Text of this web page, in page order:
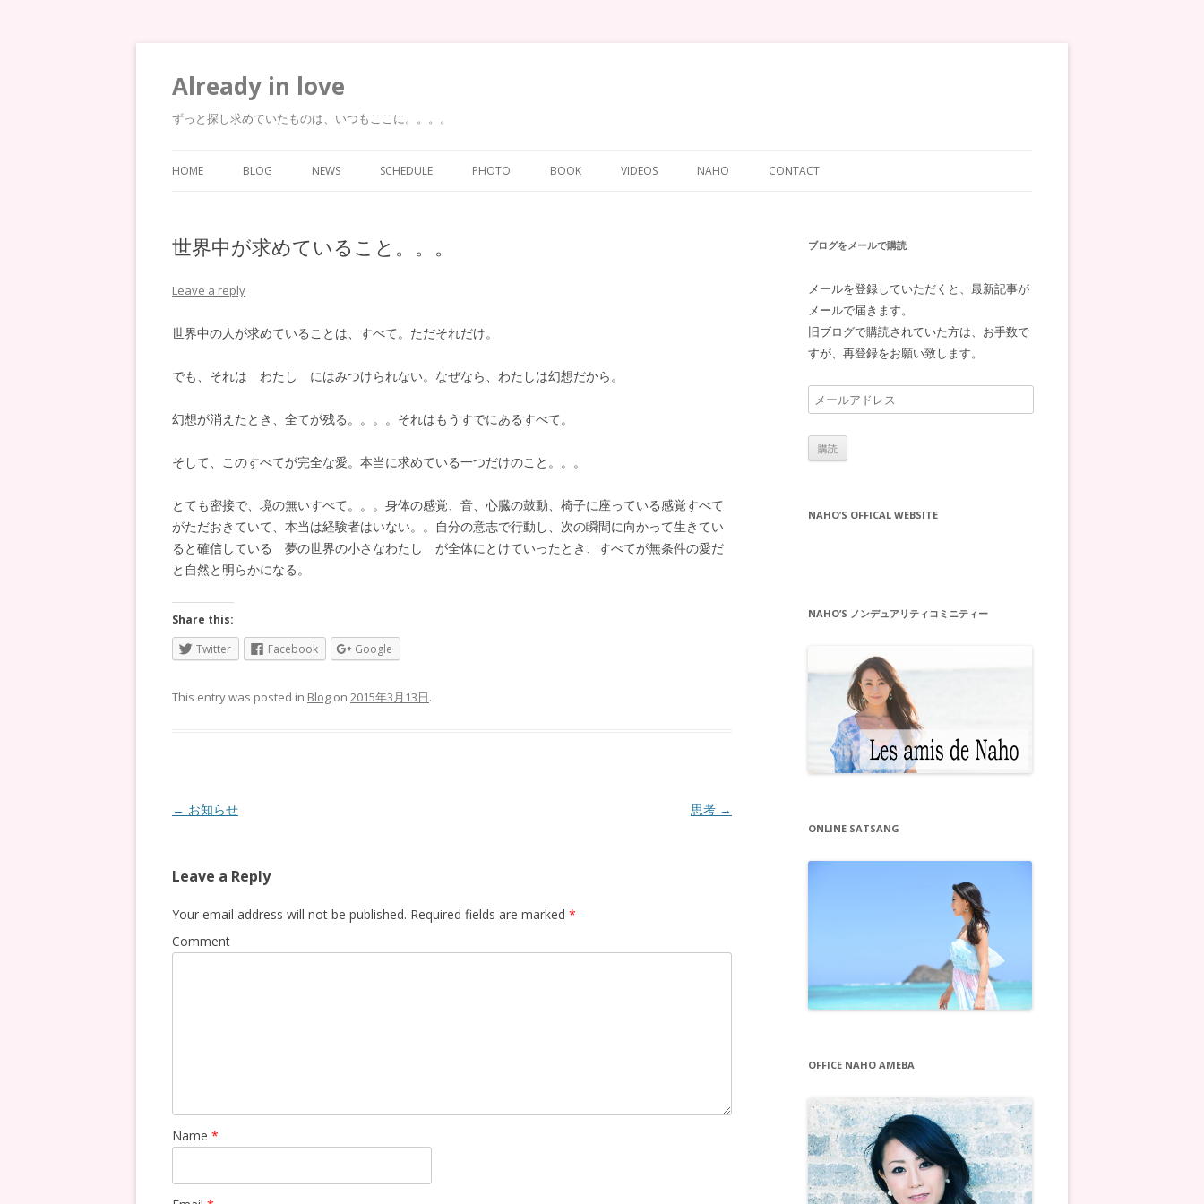
Already in love
ずっと探し求めていたものは、いつもここに。。。。
HOME BLOG NEWS SCHEDULE PHOTO BOOK VIDEOS NAHO CONTACT
世界中が求めていること。。。
Leave a reply
世界中の人が求めていることは、すべて。ただそれだけ。
でも、それは わたし にはみつけられない。なぜなら、わたしは幻想だから。
幻想が消えたとき、全てが残る。。。。それはもうすでにあるすべて。
そして、このすべてが完全な愛。本当に求めている一つだけのこと。。。
とても密接で、境の無いすべて。。。身体の感覚、音、心臓の鼓動、椅子に座っている感覚すべて
がただおきていて、本当は経験者はいない。。自分の意志で行動し、次の瞬間に向かって生きてい
ると確信している 夢の世界の小さなわたし が全体にとけていったとき、すべてが無条件の愛だ
と自然と明らかになる。
Share this:
Twitter
Facebook Google
This entry was posted in Blog on 2015年3月13日.
Post
← お知らせ 思考 →
Leave a Reply
Your email address will not be published. Required fields are marked *
Comment
Name *
ブログをメールで購読
メールを登録していただくと、最新記事が
メールで届きます。
旧ブログで購読されていた方は、お手数で
すが、再登録をお願い致します。
メ
ー
ル
ア
NAHO’S OFFICAL WEBSITE
NAHO’S ノンデュアリティコミニティー
ONLINE SATSANG
OFFICE NAHO AMEBA